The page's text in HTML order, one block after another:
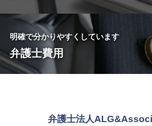
明確で分かりやすくしています
弁護士費用
弁護士法人